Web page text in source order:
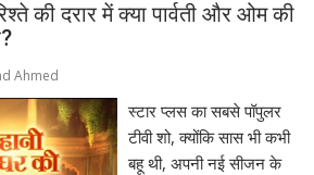
की दरार में क्या पार्वती और ओम की
Ahmed
स्टार प्लस का सबसे पॉपुलर
टीवी शो, क्योंकि सास भी कभी
बहू थी, अपनी नई सीजन के